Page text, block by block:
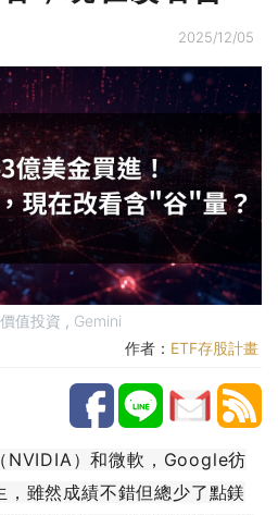
2025/12/05
價值投資 , Gemini
作者： ETF存股計畫
NVIDIA）和微軟，Google彷
雖然成績不錯但總少了點鎂